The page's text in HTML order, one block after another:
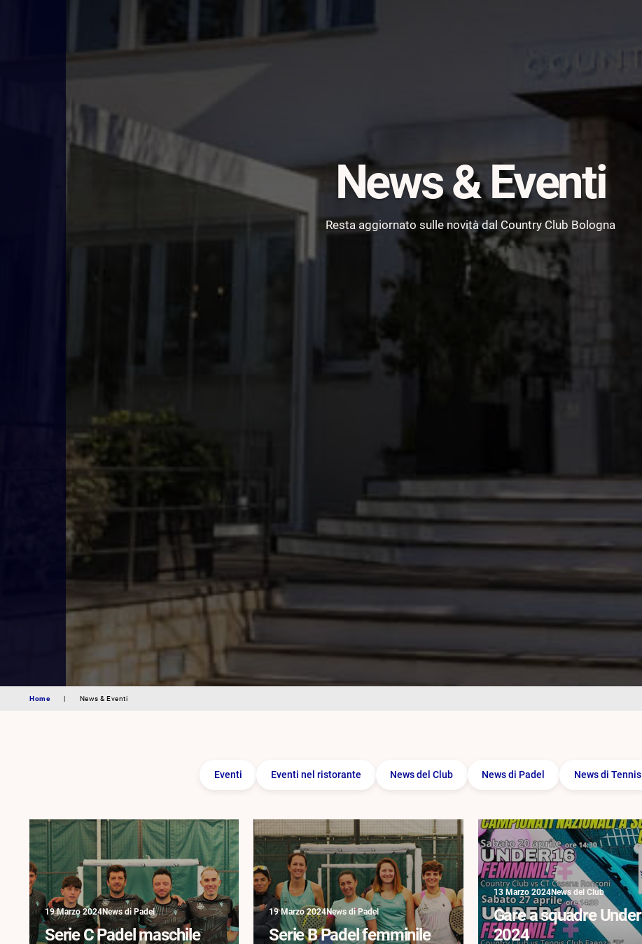
News & Eventi
Resta aggiornato sulle novità dal Country Club Bologna
Home | News & Eventi
Eventi Eventi nel ristorante News del Club News di Padel News di Tennis
19 Marzo 2024News di Padel
Serie C Padel maschile
19 Marzo 2024News di Padel
Serie B Padel femminile
13 Marzo 2024News del Club
Gare a squadre Under
2024